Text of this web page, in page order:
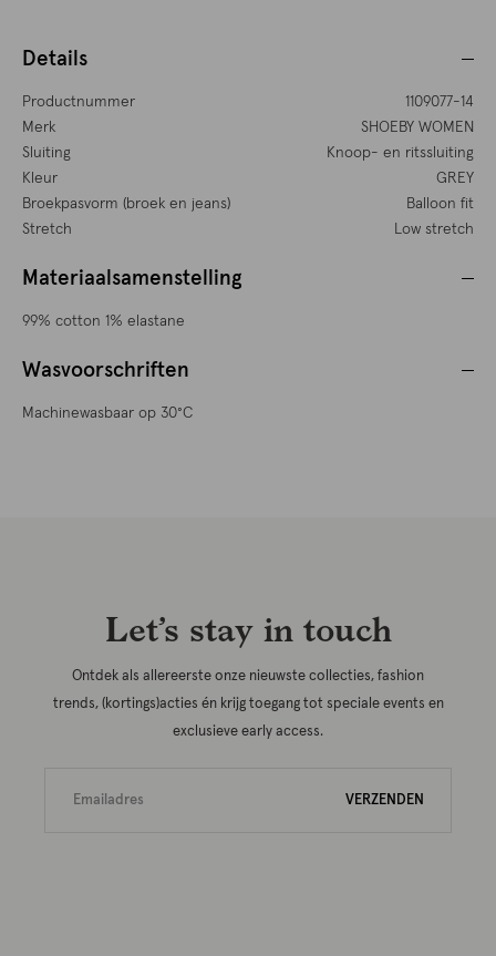
Details
Productnummer
1109077-14
Merk
SHOEBY WOMEN
Sluiting
Knoop- en ritssluiting
Kleur
GREY
Broekpasvorm (broek en jeans)
Balloon fit
Stretch
Low stretch
Materiaalsamenstelling
99% cotton 1% elastane
Wasvoorschriften
Machinewasbaar op 30°C
Let’s stay in touch
Ontdek als allereerste onze nieuwste collecties, fashion
trends, (kortings)acties én krijg toegang tot speciale events en
exclusieve early access.
VERZENDEN